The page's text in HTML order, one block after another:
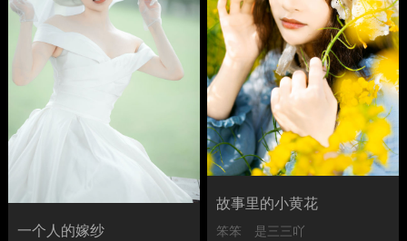
故事里的小黄花
笨笨 是三三吖
一个人的嫁纱